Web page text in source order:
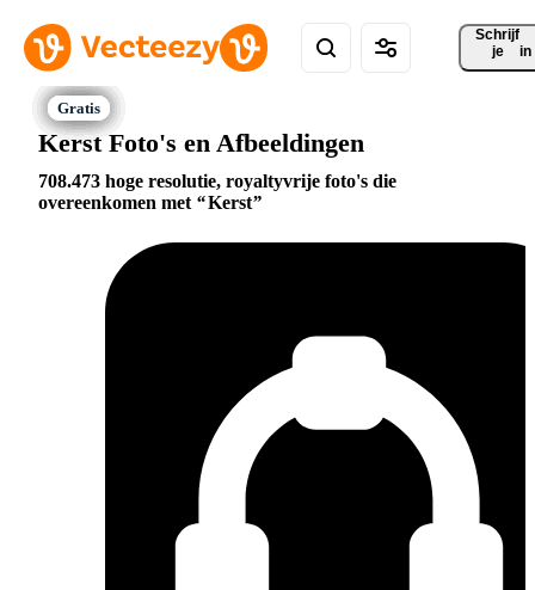
Schrijf
je
in
Kerst Foto's en Afbeeldingen
708.473 hoge resolutie, royaltyvrije foto's die
overeenkomen met
Kerst